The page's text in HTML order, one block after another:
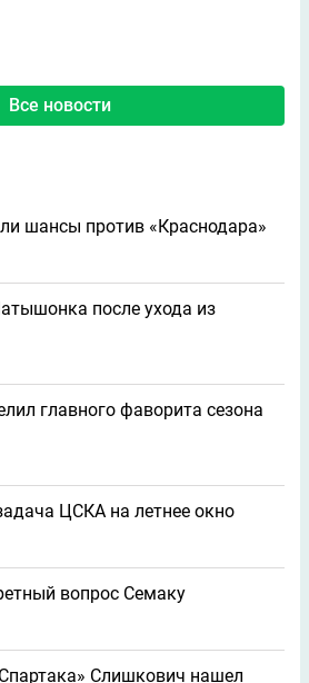
Все новости
шансы против «Краснодара»
после ухода из
главного фаворита сезона
ЦСКА на летнее окно
вопрос Семаку
Слишкович нашел